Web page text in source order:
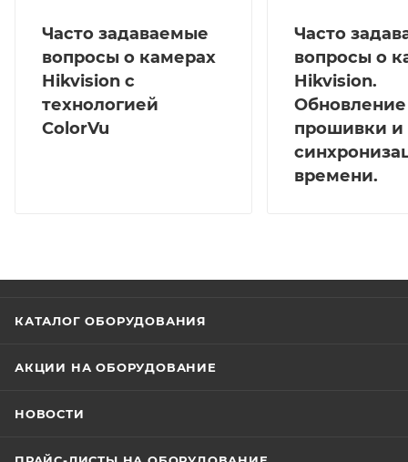
Часто задаваемые
вопросы о камерах
Hikvision с
технологией
ColorVu
Часто
вопросы о
Hikvision.
Обновление
прошивки и
времени.
КАТАЛОГ ОБОРУДОВАНИЯ
АКЦИИ НА ОБОРУДОВАНИЕ
НОВОСТИ